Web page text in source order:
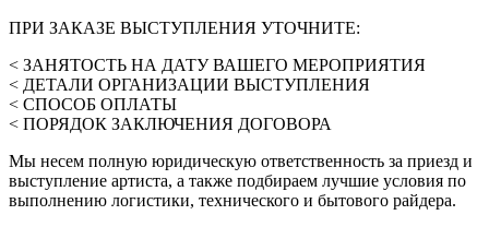
ПРИ ЗАКАЗЕ ВЫСТУПЛЕНИЯ УТОЧНИТЕ:
< ЗАНЯТОСТЬ НА ДАТУ ВАШЕГО МЕРОПРИЯТИЯ
< ДЕТАЛИ ОРГАНИЗАЦИИ ВЫСТУПЛЕНИЯ
< СПОСОБ ОПЛАТЫ
< ПОРЯДОК ЗАКЛЮЧЕНИЯ ДОГОВОРА
Мы несем полную юридическую ответственность за приезд и
выступление артиста, а также подбираем лучшие условия по
выполнению логистики, технического и бытового райдера.